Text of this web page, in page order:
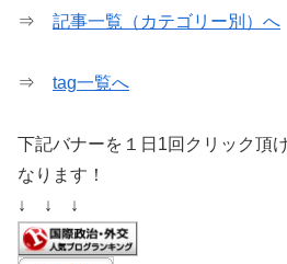
⇒ 記事一覧（カテゴリー別）へ
⇒ tag一覧へ
下記バナーを１日1回クリック頂
なります！
↓ ↓ ↓